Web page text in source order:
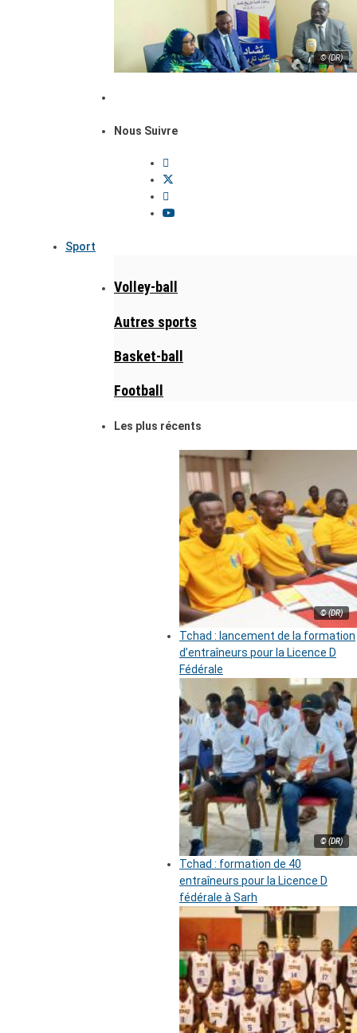
© (DR)
Nous Suivre
Sport
Volley-ball
Autres sports
Basket-ball
Football
Les plus récents
© (DR)
Tchad : lancement de la formation
d’entraîneurs pour la Licence D
Fédérale
© (DR)
Tchad : formation de 40
entraîneurs pour la Licence D
fédérale à Sarh